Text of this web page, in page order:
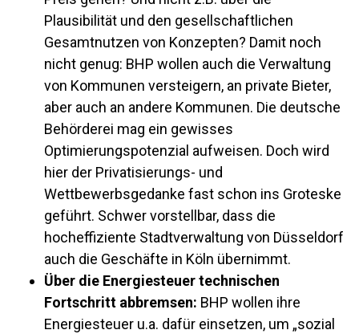
Plausibilität und den gesellschaftlichen
Gesamtnutzen von Konzepten? Damit noch
nicht genug: BHP wollen auch die Verwaltung
von Kommunen versteigern, an private Bieter,
aber auch an andere Kommunen. Die deutsche
Behörderei mag ein gewisses
Optimierungspotenzial aufweisen. Doch wird
hier der Privatisierungs- und
Wettbewerbsgedanke fast schon ins Groteske
geführt. Schwer vorstellbar, dass die
hocheffiziente Stadtverwaltung von Düsseldorf
auch die Geschäfte in Köln übernimmt.
Über die Energiesteuer technischen
Fortschritt abbremsen: BHP wollen ihre
Energiesteuer u.a. dafür einsetzen, um „sozial